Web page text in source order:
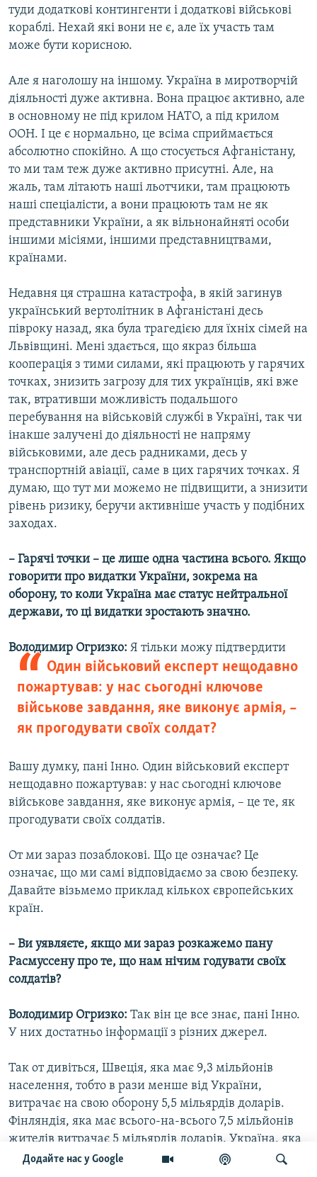
Додайте нас у Google
туди додаткові контингенти і додаткові військові
кораблі. Нехай які вони не є, але їх участь там
може бути корисною.
Але я наголошу на іншому. Україна в миротворчій
діяльності дуже активна. Вона працює активно, але
в основному не під крилом НАТО, а під крилом
ООН. І це є нормально, це всіма сприймається
абсолютно спокійно. А що стосується Афганістану,
то ми там теж дуже активно присутні. Але, на
жаль, там літають наші льотчики, там працюють
наші спеціалісти, а вони працюють там не як
представники України, а як вільнонайняті особи
іншими місіями, іншими представництвами,
країнами.
Недавня ця страшна катастрофа, в якій загинув
український вертолітник в Афганістані десь
півроку назад, яка була трагедією для їхніх сімей на
Львівщині. Мені здається, що якраз більша
кооперація з тими силами, які працюють у гарячих
точках, знизить загрозу для тих українців, які вже
так, втративши можливість подальшого
перебування на військовій службі в Україні, так чи
інакше залучені до діяльності не напряму
військовими, але десь радниками, десь у
транспортній авіації, саме в цих гарячих точках. Я
думаю, що тут ми можемо не підвищити, а знизити
рівень ризику, беручи активніше участь у подібних
заходах.
– Гарячі точки – це лише одна частина всього. Якщо
говорити про видатки України, зокрема на
оборону, то коли Україна має статус нейтральної
держави, то ці видатки зростають значно.
Володимир Огризко:
Один військовий експерт нещодавно
пожартував: у нас сьогодні ключове
військове завдання, яке виконує армія, –
як прогодувати своїх солдат?
Я тільки можу підтвердити
Вашу думку, пані Інно. Один військовий експерт
нещодавно пожартував: у нас сьогодні ключове
військове завдання, яке виконує армія, – це те, як
прогодувати своїх солдатів.
От ми зараз позаблокові. Що це означає? Це
означає, що ми самі відповідаємо за свою безпеку.
Давайте візьмемо приклад кількох європейських
країн.
– Ви уявляєте, якщо ми зараз розкажемо пану
Расмуссену про те, що нам нічим годувати своїх
солдатів?
Володимир Огризко: Так він це все знає, пані Інно.
У них достатньо інформації з різних джерел.
Так от дивіться, Швеція, яка має 9,3 мільйонів
населення, тобто в рази менше від України,
витрачає на свою оборону 5,5 мільярдів доларів.
Фінляндія, яка має всього-на-всього 7,5 мільйонів
жителів витрачає 5 мільярдів доларів. Україна, яка
має 47 мільйонів жителів, витрачає 1,5 мільярда